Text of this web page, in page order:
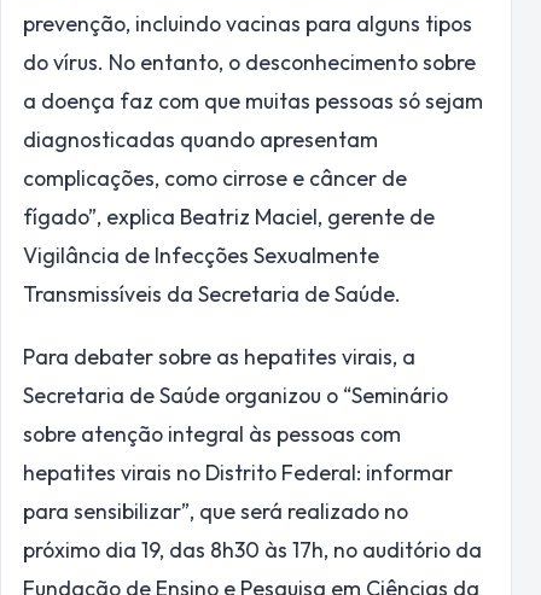
prevenção, incluindo vacinas para alguns tipos
do vírus. No entanto, o desconhecimento sobre
a doença faz com que muitas pessoas só sejam
diagnosticadas quando apresentam
complicações, como cirrose e câncer de
fígado”, explica Beatriz Maciel, gerente de
Vigilância de Infecções Sexualmente
Transmissíveis da Secretaria de Saúde.
Para debater sobre as hepatites virais, a
Secretaria de Saúde organizou o “Seminário
sobre atenção integral às pessoas com
hepatites virais no Distrito Federal: informar
para sensibilizar”, que será realizado no
próximo dia 19, das 8h30 às 17h, no auditório da
Fundação de Ensino e Pesquisa em Ciências da